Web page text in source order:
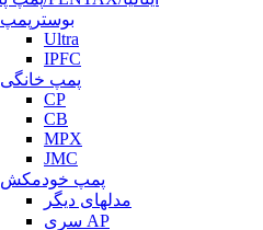
بوسترپمپ
Ultra
IPFC
پمپ خانگی
CP
CB
MPX
JMC
پمپ خودمکش
مدلهای دیگر
سری AP